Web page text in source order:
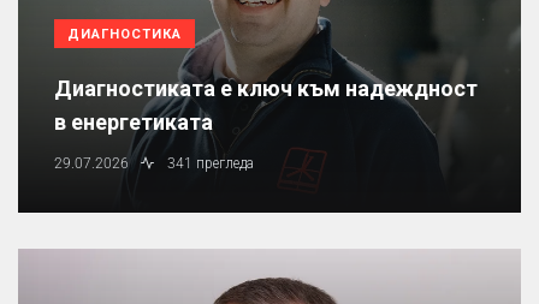
ДИАГНОСТИКА
Диагностиката е ключ към надеждност
в енергетиката
29.07.2026 341 прегледа